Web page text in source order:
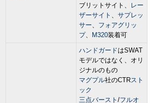
ブリットサイト、
レー
ザーサイト 、 サプレッ
サー、 フォアグリッ
プ、 M320装着可
ハンドガードはSWAT
モデルではなく、オリ
ジナルのもの
マグプル社のCTRスト
ック
三点バースト /フルオ